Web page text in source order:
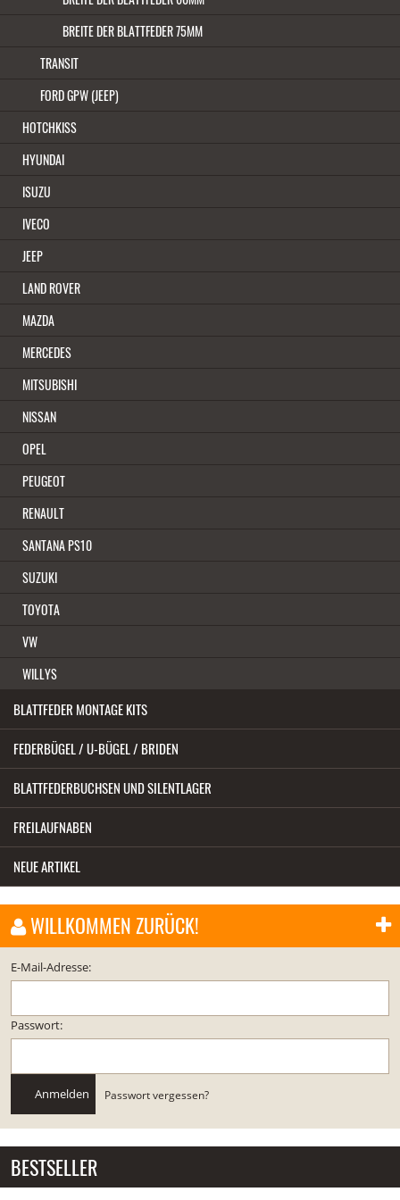
BREITE DER BLATTFEDER 75MM
TRANSIT
FORD GPW (JEEP)
HOTCHKISS
HYUNDAI
ISUZU
IVECO
JEEP
LAND ROVER
MAZDA
MERCEDES
MITSUBISHI
NISSAN
OPEL
PEUGEOT
RENAULT
SANTANA PS10
SUZUKI
TOYOTA
VW
WILLYS
BLATTFEDER MONTAGE KITS
FEDERBÜGEL / U-BÜGEL / BRIDEN
BLATTFEDERBUCHSEN UND SILENTLAGER
FREILAUFNABEN
NEUE ARTIKEL
WILLKOMMEN ZURÜCK!
E-Mail-Adresse:
Passwort:
Anmelden Passwort vergessen?
BESTSELLER